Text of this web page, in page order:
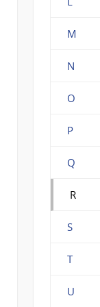
M
N
O
P
Q
R
S
T
U